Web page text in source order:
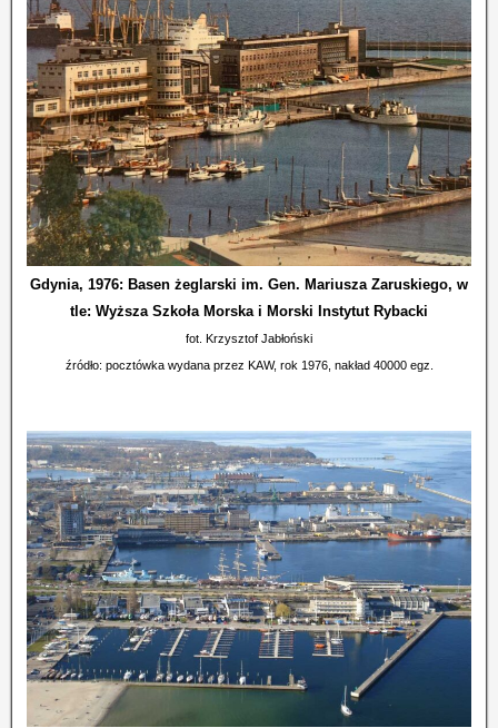
Gdynia, 1976: Basen żeglarski im. Gen. Mariusza Zaruskiego, w
tle: Wyższa Szkoła Morska i Morski Instytut Rybacki
fot. Krzysztof Jabłoński
źródło: pocztówka wydana przez KAW, rok 1976, nakład 40000 egz.